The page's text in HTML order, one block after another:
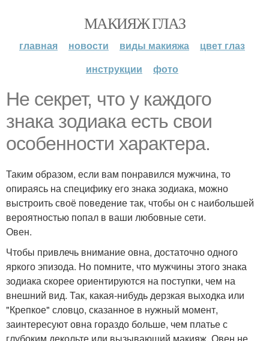
МАКИЯЖ ГЛАЗ
главная новости виды макияжа
цвет глаз
инструкции
фото
Не секрет, что у каждого
знака зодиака есть свои
особенности характера.
Таким образом, если вам понравился мужчина, то
опираясь на специфику его знака зодиака, можно
выстроить своё поведение так, чтобы он с наибольшей
вероятностью попал в ваши любовные сети.
Овен.
Чтобы привлечь внимание овна, достаточно одного
яркого эпизода. Но помните, что мужчины этого знака
зодиака скорее ориентируются на поступки, чем на
внешний вид. Так, какая-нибудь дерзкая выходка или
"Крепкое" словцо, сказанное в нужный момент,
заинтересуют овна гораздо больше, чем платье с